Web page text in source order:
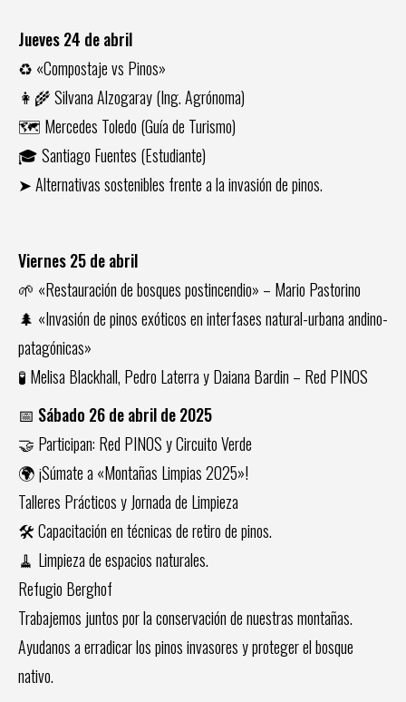
Jueves 24 de abril
♻️ «Compostaje vs Pinos»
👩‍🌾 Silvana Alzogaray (Ing. Agrónoma)
🗺️ Mercedes Toledo (Guía de Turismo)
🎓 Santiago Fuentes (Estudiante)
➤ Alternativas sostenibles frente a la invasión de pinos.
Viernes 25 de abril
🌱 «Restauración de bosques postincendio» – Mario Pastorino
🌲 «Invasión de pinos exóticos en interfases natural-urbana andino-
patagónicas»
🧪 Melisa Blackhall, Pedro Laterra y Daiana Bardin – Red PINOS
📅 Sábado 26 de abril de 2025
🤝 Participan: Red PINOS y Circuito Verde
🌍 ¡Súmate a «Montañas Limpias 2025»!
Talleres Prácticos y Jornada de Limpieza
🛠️ Capacitación en técnicas de retiro de pinos.
🧹 Limpieza de espacios naturales.
Refugio Berghof
Trabajemos juntos por la conservación de nuestras montañas.
Ayudanos a erradicar los pinos invasores y proteger el bosque
nativo.